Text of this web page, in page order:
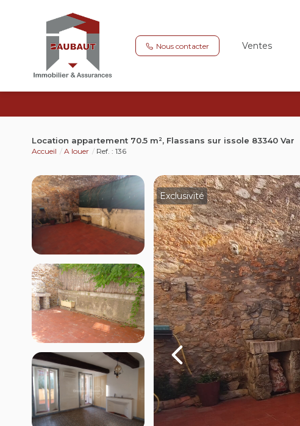
Nous contacter Ventes
Location appartement 70.5 m², Flassans sur issole 83340 Var
Accueil A louer Ref. : 136
Exclusivité